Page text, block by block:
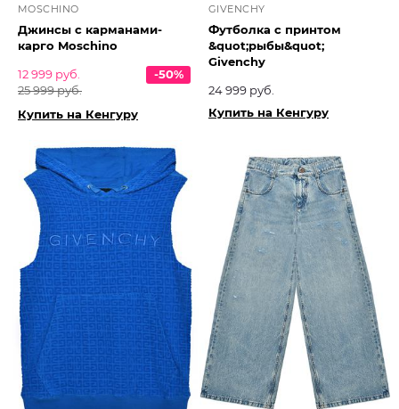
MOSCHINO
Джинсы с карманами-
карго Moschino
12 999 руб.
25 999 руб.
-50%
Купить на Кенгуру
GIVENCHY
Футболка с принтом
&quot;рыбы&quot;
Givenchy
24 999 руб.
Купить на Кенгуру